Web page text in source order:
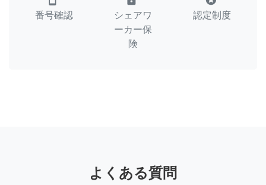
番号確認
シェアワ
ーカー保
険
認定制度
よくある質問